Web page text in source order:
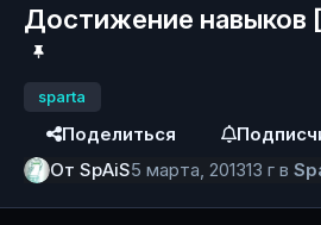
Достижение навыков
sparta
Поделиться
От SpAiS5 марта, 201313 г в